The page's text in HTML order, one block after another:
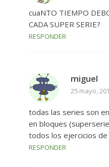
cuaNTO TIEMPO
CADA SUPER SERIE?
RESPONDER
miguel
25 mayo,
todas las series son
en bloques
todos los ejercicios de
RESPONDER